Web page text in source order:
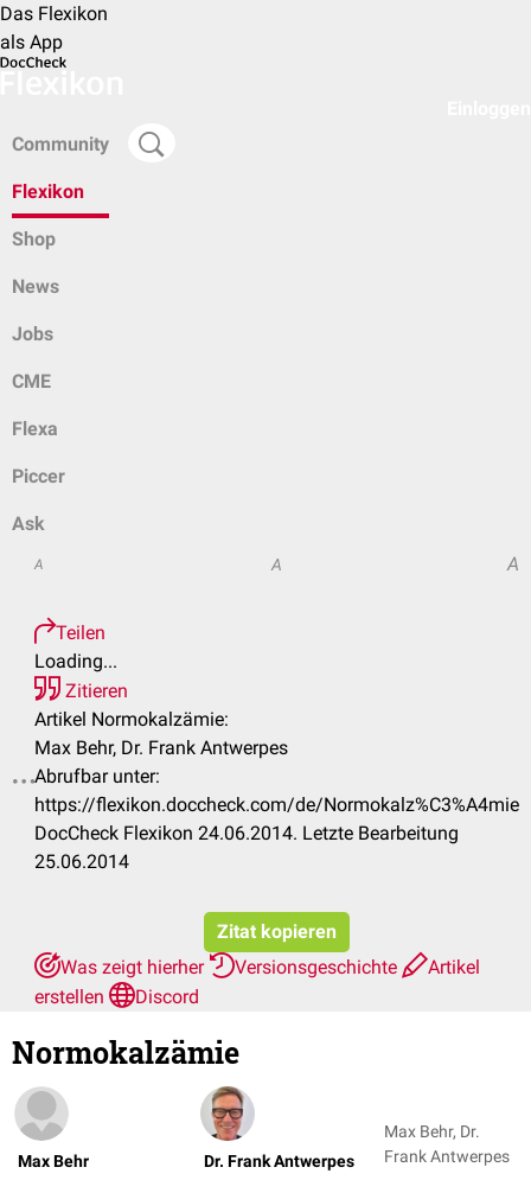
Das Flexikon
als App
Community
Flexikon
Shop
News
Jobs
CME
Flexa
Piccer
Ask
A A A
Teilen
Loading...
Zitieren
Artikel Normokalzämie:
Max Behr, Dr. Frank Antwerpes
Abrufbar unter:
https://flexikon.doccheck.com/de/Normokalz%C3%A4mie
DocCheck Flexikon 24.06.2014. Letzte Bearbeitung
25.06.2014
Zitat kopieren
Was zeigt hierher
Versionsgeschichte
Artikel
erstellen
Discord
Normokalzämie
Max Behr Dr. Frank Antwerpes
Max Behr, Dr.
Frank Antwerpes